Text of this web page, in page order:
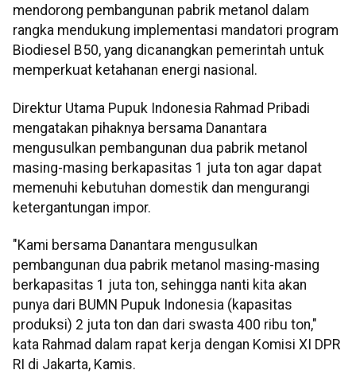
mendorong pembangunan pabrik metanol dalam
rangka mendukung implementasi mandatori program
Biodiesel B50, yang dicanangkan pemerintah untuk
memperkuat ketahanan energi nasional.
Direktur Utama Pupuk Indonesia Rahmad Pribadi
mengatakan pihaknya bersama Danantara
mengusulkan pembangunan dua pabrik metanol
masing-masing berkapasitas 1 juta ton agar dapat
memenuhi kebutuhan domestik dan mengurangi
ketergantungan impor.
"Kami bersama Danantara mengusulkan
pembangunan dua pabrik metanol masing-masing
berkapasitas 1 juta ton, sehingga nanti kita akan
punya dari BUMN Pupuk Indonesia (kapasitas
produksi) 2 juta ton dan dari swasta 400 ribu ton,"
kata Rahmad dalam rapat kerja dengan Komisi XI DPR
RI di Jakarta, Kamis.